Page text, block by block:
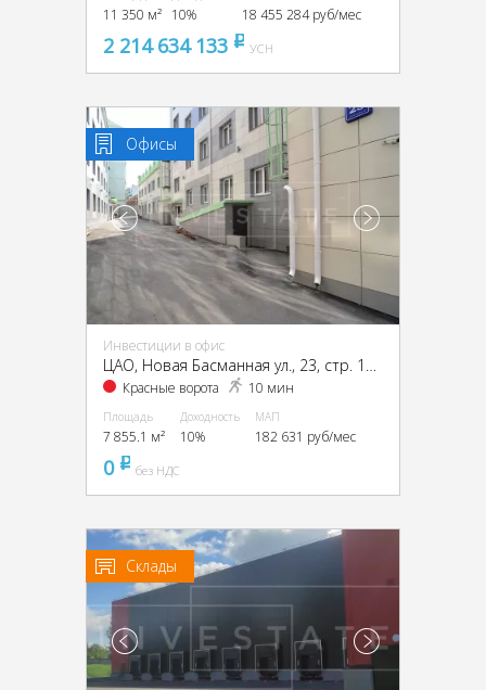
11 350 м² 10% 18 455 284 руб/мес
2 214 634 133 pуб
УСН
Офисы
Инвестиции в офис
ЦАО, Новая Басманная ул., 23, стр. 1А, 1Б, 2, 4
Красные ворота 10 мин
Площадь
7 855.1 м²
Доходность
10%
МАП
182 631 руб/мес
0 pуббез НДС
Склады